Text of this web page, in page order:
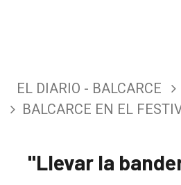
EL DIARIO - BALCARCE
BALCARCE EN EL
"Llevar la